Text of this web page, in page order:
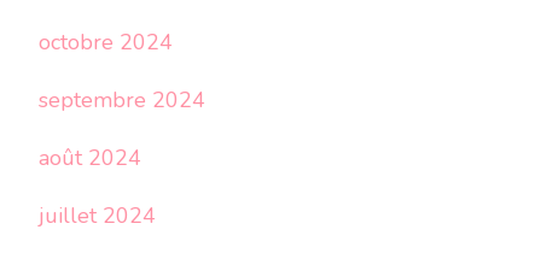
octobre 2024
septembre 2024
août 2024
juillet 2024